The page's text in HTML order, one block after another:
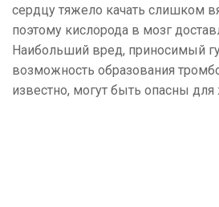
сердцу тяжело качать слишком
поэтому кислорода в мозг
Наибольший вред, приносимый
возможность образования
известно, могут быть опасны для